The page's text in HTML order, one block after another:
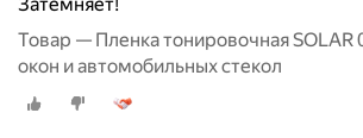
Товар — Пленка тонировочная SOLAR
окон и автомобильных стекол